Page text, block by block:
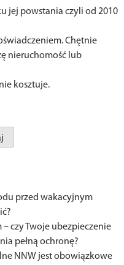
jej powstania czyli od 2010
Chętnie
nieruchomość lub
kosztuje.
przed wakacyjnym
czy Twoje ubezpieczenie
pełną ochronę?
NNW jest obowiązkowe